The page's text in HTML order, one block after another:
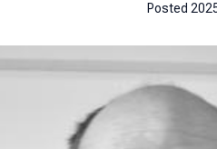
Posted